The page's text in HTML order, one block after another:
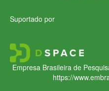
Suportado por
Empresa Brasileira de
https://